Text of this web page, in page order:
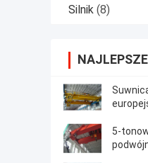
Silnik (8)
5-